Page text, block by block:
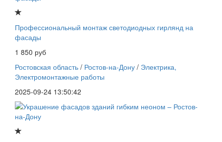
Профессиональный монтаж светодиодных гирлянд на
фасады
1 850 руб
Ростовская область / Ростов-на-Дону / Электрика,
Электромонтажные работы
2025-09-24 13:50:42